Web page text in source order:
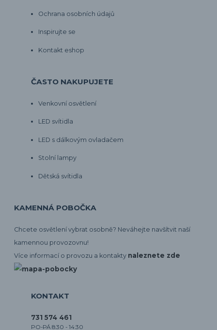
Ochrana osobních údajů
Inspirujte se
Kontakt eshop
ČASTO NAKUPUJETE
Venkovní osvětlení
LED svítidla
LED s dálkovým ovladačem
Stolní lampy
Dětská svítidla
KAMENNÁ POBOČKA
Chcete osvětlení vybrat osobně? Neváhejte navšítvit naší
kamennou provozovnu!
Více informací o provozu a kontakty naleznete zde
KONTAKT
731 574 461
PO-PÁ 8:30 - 14:30